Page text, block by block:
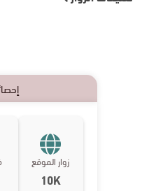
زوار الموقع
10K